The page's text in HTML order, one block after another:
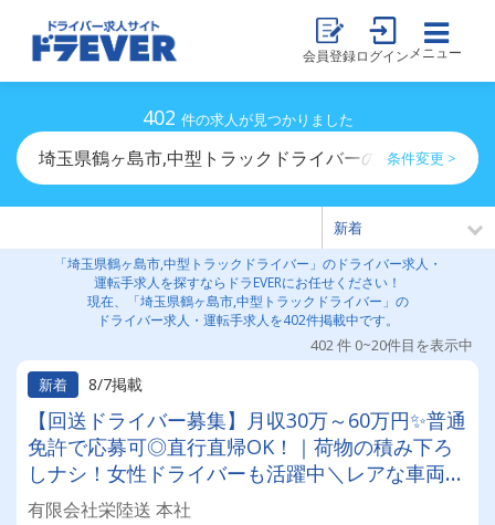
会員登録ログイン メニュー
402 件の求人が見つかりました
埼玉県鶴ヶ島市,中型トラックドライバーのドライバー求
条件変更 >
「埼玉県鶴ヶ島市,中型トラックドライバー」のドライバー求人・
運転手求人を探すならドラEVERにお任せください！
現在、「埼玉県鶴ヶ島市,中型トラックドライバー」の
ドライバー求人・運転手求人を402件掲載中です。
402 件 0~20件目を表示中
新着
8/7掲載
【回送ドライバー募集】月収30万～60万円✨普通
免許で応募可◎直行直帰OK！｜荷物の積み下ろ
しナシ！女性ドライバーも活躍中＼レアな車両に
乗れるチャンスも☆彡／
有限会社栄陸送 本社